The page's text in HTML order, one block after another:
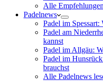
Alle
Padelnews
Padel im Spessart:
Padel am
kannst
Padel im Allgäu:
Padel im
brauchst
Alle Padelnews